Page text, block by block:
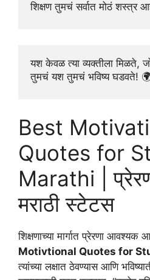
शिक्षण तुमचं सर्वात मोठं शस्त्र
यश केवळ त्या व्यक्तीला मिळते,
तुमचं यश तुमचं भविष्य घडवते!
Best
Quotes for
Marathi |
मराठी स्टेटस
शिक्षणाच्या मार्गात प्रेरणा आवश्यक
Motivtional Quotes for
त्यांच्या लक्षात ठेवण्यास आणि